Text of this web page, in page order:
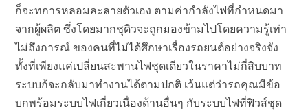
ก็จะทการหลอมละลายตัวเอง ตามค่ากำลังไฟที่กำหนดมา
จากผู้ผลิต ซึ่งโดยมากชุดิวจะถูกมองข้ามไปโดยความรู้เท่า
ไม่ถึงการณ์ ของคนที่ไม่ได้ศึกษาเรื่องรถยนต์อย่างจริงจัง
ทั้งที่เพียงแค่เปลี่ยนสะพานไฟชุดเดียวในราคาไม่กี่สิบบาท
ระบบก้จะกลับมาทำงานได้ตามปกติ เว้นแต่ว่ารถคุณมีข้อ
บกพร้อมระบบไฟเกี่ยวเนื่องด้านอื่นๆ กับระบบไฟที่ฟิวส์ชุด